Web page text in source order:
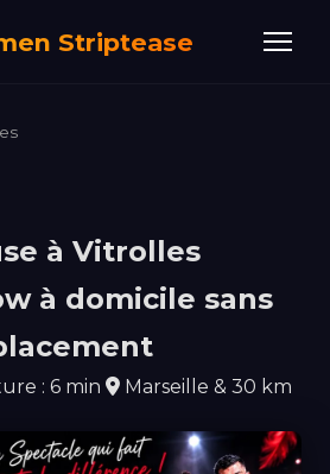
Striptease
à Vitrolles
à domicile sans
: 6 min Marseille & 30 km